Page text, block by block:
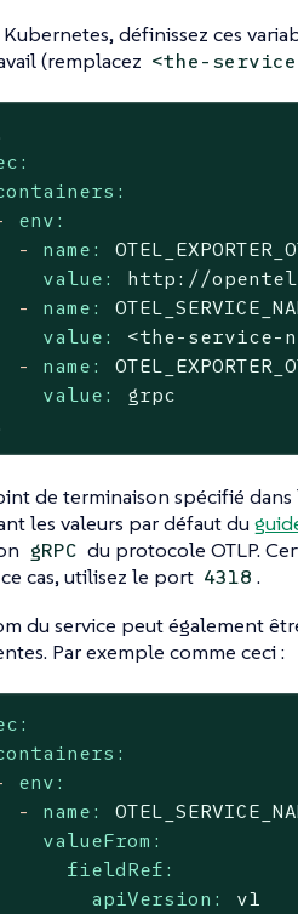
Kubernetes, définissez ces
(remplacez <the-
env:
-
name:
value:
http://
-
name:
value:
<the-service-
-
name:
value:
grpc
de terminaison spécifié
les valeurs par défaut du
gRPC du protocole OTLP.
cas, utilisez le port 4318 .
du service peut également
Par exemple comme ceci :
env:
-
name:
valueFrom:
fieldRef:
apiVersion:
v1